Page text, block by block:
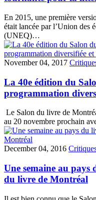
En 2015, une première
était lancée par l’Union des
(UNEQ)…
November 04, 2017
La 40e édition du
programmation
Le Salon du livre de
au 20 novembre prochain
December 04, 2016
Une semaine au
du livre de Montréal